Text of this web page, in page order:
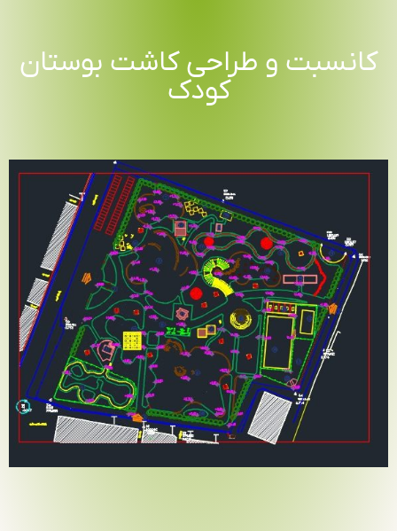
کانسبت و طراحی کاشت بوستان
کودک